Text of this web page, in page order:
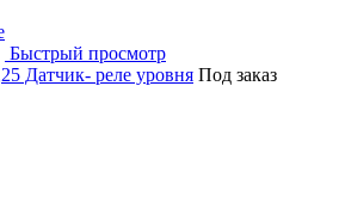
Быстрый просмотр
Датчик- реле уровня Под заказ